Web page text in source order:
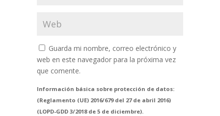
Guarda mi nombre, correo electrónico y
web en este navegador para la próxima vez
que comente.
Información básica sobre protección de datos:
(Reglamento (UE) 2016/679 del 27 de abril 2016)
(LOPD-GDD 3/2018 de 5 de diciembre).